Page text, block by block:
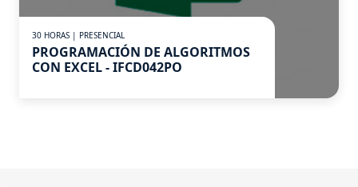
30 HORAS | PRESENCIAL
PROGRAMACIÓN DE ALGORITMOS
CON EXCEL - IFCD042PO